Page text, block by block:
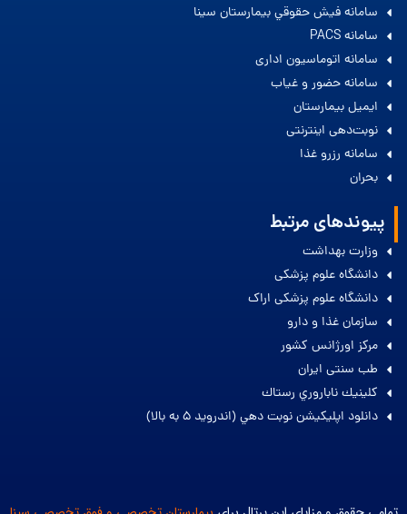
سامانه فيش حقوقي بيمارستان سينا
سامانه PACS
سامانه اتوماسیون اداری
سامانه حضور و غیاب
ایمیل بیمارستان
نوبت‌دهی اینترنتی
سامانه رزرو غذا
بحران
پیوندهای مرتبط
وزارت بهداشت
دانشگاه علوم پزشکی
دانشگاه علوم پزشکی اراک
سازمان غذا و دارو
مرکز اورژانس کشور
طب سنتی ایران
كلينيك ناباروري رستاك
دانلود اپليكيشن نوبت دهي (اندرويد 5 به بالا)